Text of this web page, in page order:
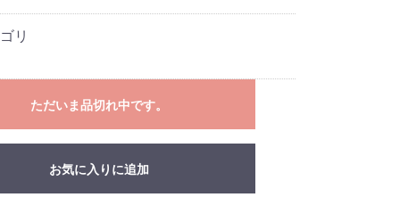
リ
ただいま品切れ中です。
お気に入りに追加